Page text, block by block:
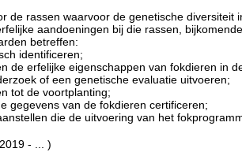
de rassen waarvoor de genetische
aandoeningen bij die rassen,
betreffen:
identificeren;
de erfelijke eigenschappen van fokdieren in
of een genetische evaluatie uitvoeren;
tot de voortplanting;
gegevens van de fokdieren certificeren;
die de uitvoering van het
- ... )